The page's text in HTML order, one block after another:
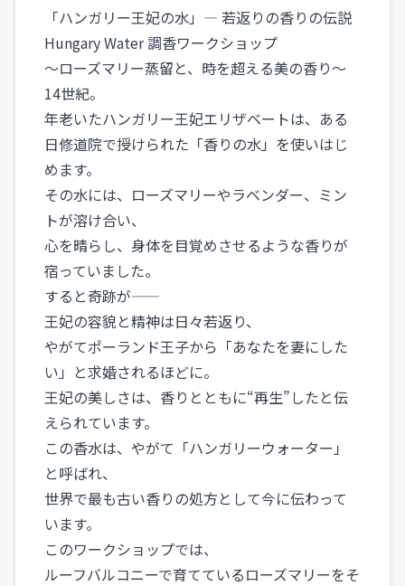
「ハンガリー王妃の水」― 若返りの香りの伝説
Hungary Water 調香ワークショップ
〜ローズマリー蒸留と、時を超える美の香り〜
14世紀。
年老いたハンガリー王妃エリザベートは、ある
日修道院で授けられた「香りの水」を使いはじ
めます。
その水には、ローズマリーやラベンダー、ミン
トが溶け合い、
心を晴らし、身体を目覚めさせるような香りが
宿っていました。
すると奇跡が――
王妃の容貌と精神は日々若返り、
やがてポーランド王子から「あなたを妻にした
い」と求婚されるほどに。
王妃の美しさは、香りとともに“再生”したと伝
えられています。
この香水は、やがて「ハンガリーウォーター」
と呼ばれ、
世界で最も古い香りの処方として今に伝わって
います。
このワークショップでは、
ルーフバルコニーで育てているローズマリーをそ